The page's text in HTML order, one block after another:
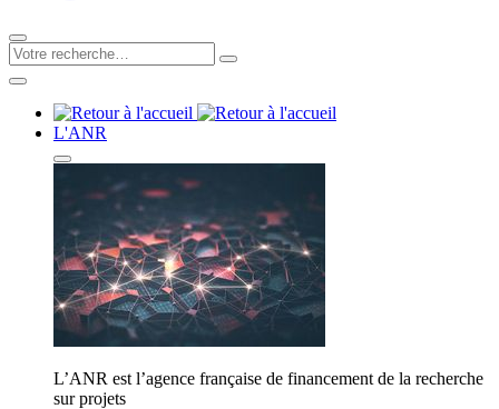
L'ANR
L’ANR est l’agence française de financement de la recherche
sur projets